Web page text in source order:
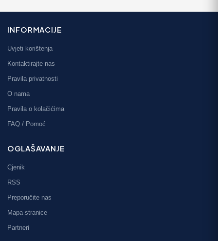
INFORMACIJE
Uvjeti korištenja
Kontaktirajte nas
Pravila privatnosti
O nama
Pravila o kolačićima
FAQ / Pomoć
OGLAŠAVANJE
Cjenik
RSS
Preporučite nas
Mapa stranice
Partneri